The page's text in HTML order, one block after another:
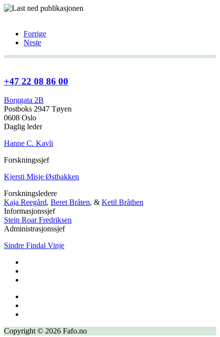
Forrige
Neste
+47 22 08 86 00
Borggata 2B
Postboks 2947 Tøyen
0608 Oslo
Daglig leder
Hanne C. Kavli
Forskningssjef
Kjersti Misje Østbakken
Forskningsledere
Kaja Reegård, Beret Bråten, & Ketil Bråthen
Informasjonssjef
Stein Roar Fredriksen
Administrasjonssjef
Sindre Findal Vinje
Copyright © 2026 Fafo.no